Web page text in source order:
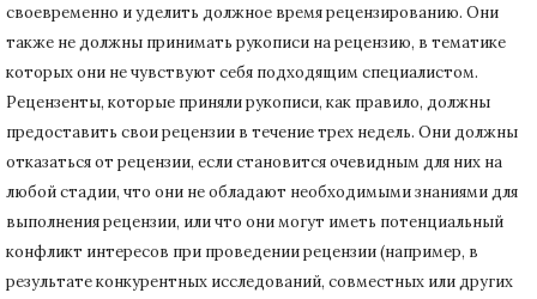
своевременно и уделить должное время рецензированию. Они
также не должны принимать рукописи на рецензию, в тематике
которых они не чувствуют себя подходящим специалистом.
Рецензенты, которые приняли рукописи, как правило, должны
предоставить свои рецензии в течение трех недель. Они должны
отказаться от рецензии, если становится очевидным для них на
любой стадии, что они не обладают необходимыми знаниями для
выполнения рецензии, или что они могут иметь потенциальный
конфликт интересов при проведении рецензии (например, в
результате конкурентных исследований, совместных или других